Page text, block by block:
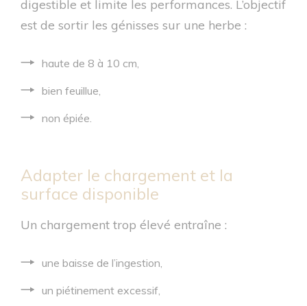
digestible et limite les performances. L’objectif
est de sortir les génisses sur une herbe :
haute de 8 à 10 cm,
bien feuillue,
non épiée.
Adapter le chargement et la
surface disponible
Un chargement trop élevé entraîne :
une baisse de l’ingestion,
un piétinement excessif,